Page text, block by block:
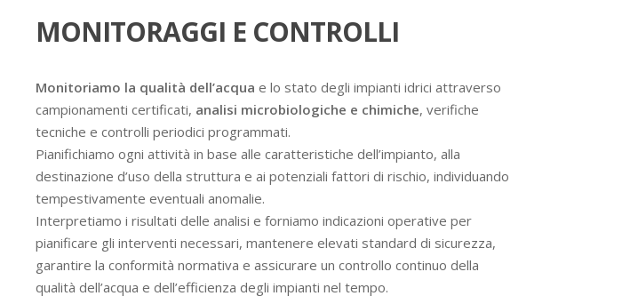
MONITORAGGI E CONTROLLI
Monitoriamo la qualità dell’acqua e lo stato degli impianti idrici attraverso
campionamenti certificati, analisi microbiologiche e chimiche, verifiche
tecniche e controlli periodici programmati.
Pianifichiamo ogni attività in base alle caratteristiche dell’impianto, alla
destinazione d’uso della struttura e ai potenziali fattori di rischio, individuando
tempestivamente eventuali anomalie.
Interpretiamo i risultati delle analisi e forniamo indicazioni operative per
pianificare gli interventi necessari, mantenere elevati standard di sicurezza,
garantire la conformità normativa e assicurare un controllo continuo della
qualità dell’acqua e dell’efficienza degli impianti nel tempo.